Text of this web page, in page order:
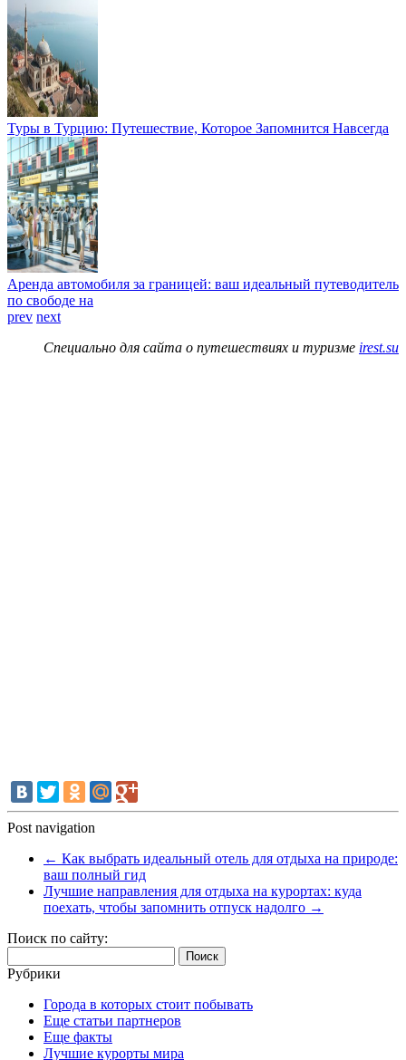
Туры в Турцию: Путешествие, Которое Запомнится Навсегда
Аренда автомобиля за границей: ваш идеальный путеводитель
по свободе на
prev next
Специально для сайта о путешествиях и туризме irest.su
Post navigation
← Как выбрать идеальный отель для отдыха на природе:
ваш полный гид
Лучшие направления для отдыха на курортах: куда
поехать, чтобы запомнить отпуск надолго →
Поиск по сайту:
Рубрики
Города в которых стоит побывать
Еще статьи партнеров
Еще факты
Лучшие курорты мира